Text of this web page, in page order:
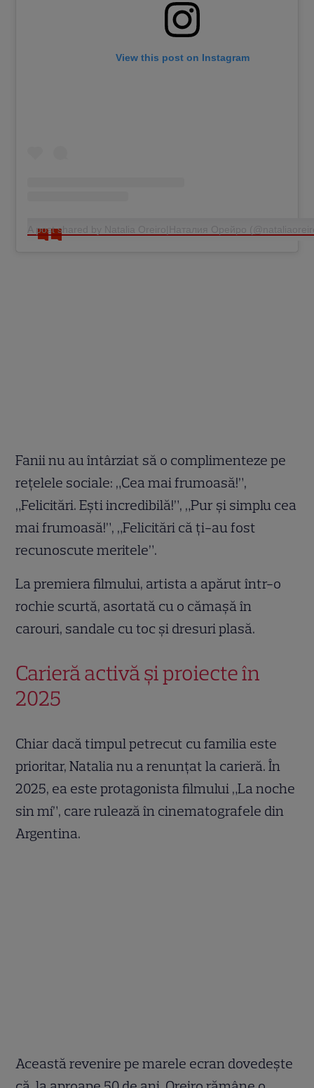
View this post on Instagram
A post shared by Natalia Oreiro|Наталия Орейро
Fanii nu au întârziat să o complimenteze pe
rețelele sociale: „Cea mai frumoasă!”,
„Felicitări. Ești incredibilă!”, „Pur și simplu cea
mai frumoasă!”, „Felicitări că ți-au fost
recunoscute meritele”.
La premiera filmului, artista a apărut într-o
rochie scurtă, asortată cu o cămașă în
carouri, sandale cu toc și dresuri plasă.
Carieră activă și proiecte în
2025
Chiar dacă timpul petrecut cu familia este
prioritar, Natalia nu a renunțat la carieră. În
2025, ea este protagonista filmului „La noche
sin mí”, care rulează în cinematografele din
Argentina.
Această revenire pe marele ecran dovedește